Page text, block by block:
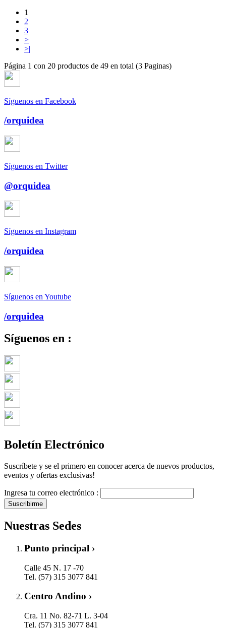
1
2
3
>
>|
Página 1 con 20 productos de 49 en total (3 Paginas)
Síguenos en Facebook
/orquidea
Síguenos en Twitter
@orquidea
Síguenos en Instagram
/orquidea
Síguenos en Youtube
/orquidea
Síguenos en :
Boletín Electrónico
Suscríbete y se el primero en conocer acerca de nuevos productos,
eventos y ofertas exclusivas!
Ingresa tu correo electrónico :
Suscribirme
Nuestras Sedes
Punto principal ›
Calle 45 N. 17 -70
Tel. (57) 315 3077 841
Centro Andino ›
Cra. 11 No. 82-71 L. 3-04
Tel. (57) 315 3077 841